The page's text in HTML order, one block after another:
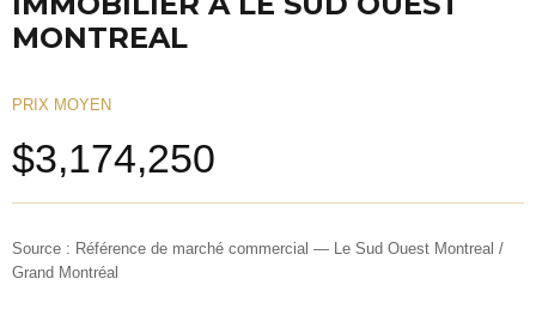
MONTREAL
PRIX MOYEN
$3,174,250
Source : Référence de marché commercial — Le Sud Ouest Montreal /
Grand Montréal